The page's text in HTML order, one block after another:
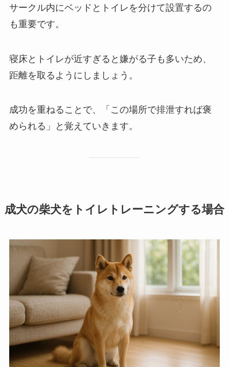
サークル内にベッドとトイレを分けて設置するの
も重要です。
寝床とトイレが近すぎると嫌がる子も多いため、
距離を取るようにしましょう。
成功を重ねることで、「この場所で排泄すれば褒
められる」と覚えていきます。
成犬の柴犬をトイレトレーニングする場合